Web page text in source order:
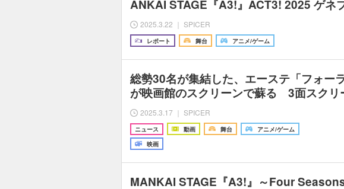
ANKAI STAGE『A3!』ACT3! 2025 ゲネ
2025.3.22 ｜ SPICER
レポート 舞台 アニメ/ゲーム
総勢30名が集結した、エーステ「フォー
が映画館のスクリーンで蘇る 3面スク
2025.3.17 ｜ SPICER
ニュース 動画 舞台
アニメ/ゲーム
映画
MANKAI STAGE『A3!』～Four